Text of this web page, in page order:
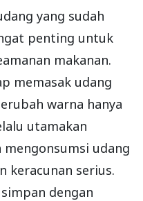
yang sudah
penting untuk
makanan.
memasak udang
warna hanya
utamakan
mengonsumsi udang
keracunan serius.
dengan